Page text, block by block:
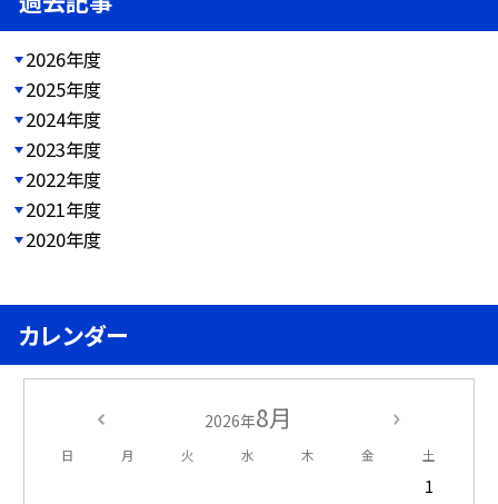
2026年度
2025年度
2024年度
2023年度
2022年度
2021年度
2020年度
カレンダー
2026年8月
日 月 火 水 木 金 土
1